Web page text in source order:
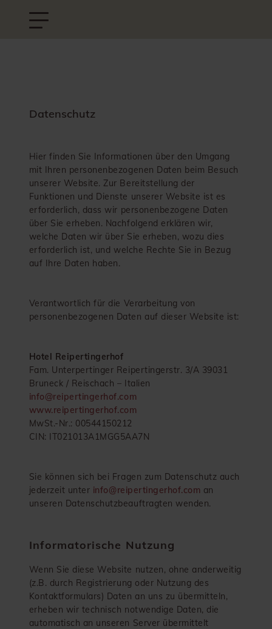
Datenschutz
Hier finden Sie Informationen über den Umgang
mit Ihren personenbezogenen Daten beim Besuch
unserer Website. Zur Bereitstellung der
Funktionen und Dienste unserer Website ist es
erforderlich, dass wir personenbezogene Daten
über Sie erheben. Nachfolgend erklären wir,
welche Daten wir über Sie erheben, wozu dies
erforderlich ist, und welche Rechte Sie in Bezug
auf Ihre Daten haben.
Verantwortlich für die Verarbeitung von
personenbezogenen Daten auf dieser Website ist:
Hotel Reipertingerhof
Fam. Unterpertinger Reipertingerstr. 3/A 39031
Bruneck / Reischach – Italien
info@reipertingerhof.com
www.reipertingerhof.com
MwSt.-Nr.: 00544150212
CIN: IT021013A1MGG5AA7N
Sie können sich bei Fragen zum Datenschutz auch
jederzeit unter info@reipertingerhof.com an
unseren Datenschutzbeauftragten wenden.
Informatorische Nutzung
Wenn Sie diese Website nutzen, ohne anderweitig
(z.B. durch Registrierung oder Nutzung des
Kontaktformulars) Daten an uns zu übermitteln,
erheben wir technisch notwendige Daten, die
automatisch an unseren Server übermittelt